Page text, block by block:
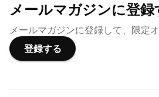
メールマガジンに登録
メールマガジンに登録して、限定
登録する